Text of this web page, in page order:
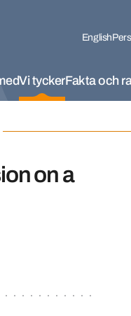
English
Vi tyckerFakta och
on a